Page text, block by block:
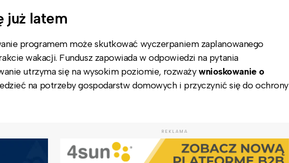
już latem
programem może skutkować wyczerpaniem zaplanowanego
wakacji. Fundusz zapowiada w odpowiedzi na pytania
utrzyma się na wysokim poziomie, rozważywnioskowanie o
na potrzeby gospodarstw domowych i przyczynić się do ochrony
REKLAMA